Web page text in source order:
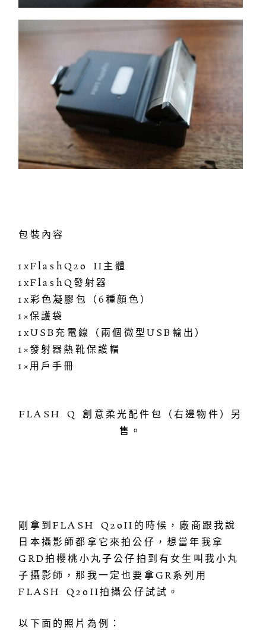
包裝內容
1xFlashQ20 II主體
1xFlashQ發射器
1x彩色凝膠包（6種顏色）
1×保護袋
1xUSB充電線（兩個微型USB輸出）
1×發射器熱靴保護帽
1×用戶手冊
FLASH Q 創意柔光配件包（右邊物件）另
售。
剛拿到FLASH Q20II的時候，廠商跟我說
日本攝影師都拿它來拍公仔，想當年我拿
GRD拍櫻桃小丸子公仔拍到有女生叫我小丸
子攝影師，那我一定也要拿GR系列用
FLASH Q20II拍攝公仔試試。
以下面的照片為例：